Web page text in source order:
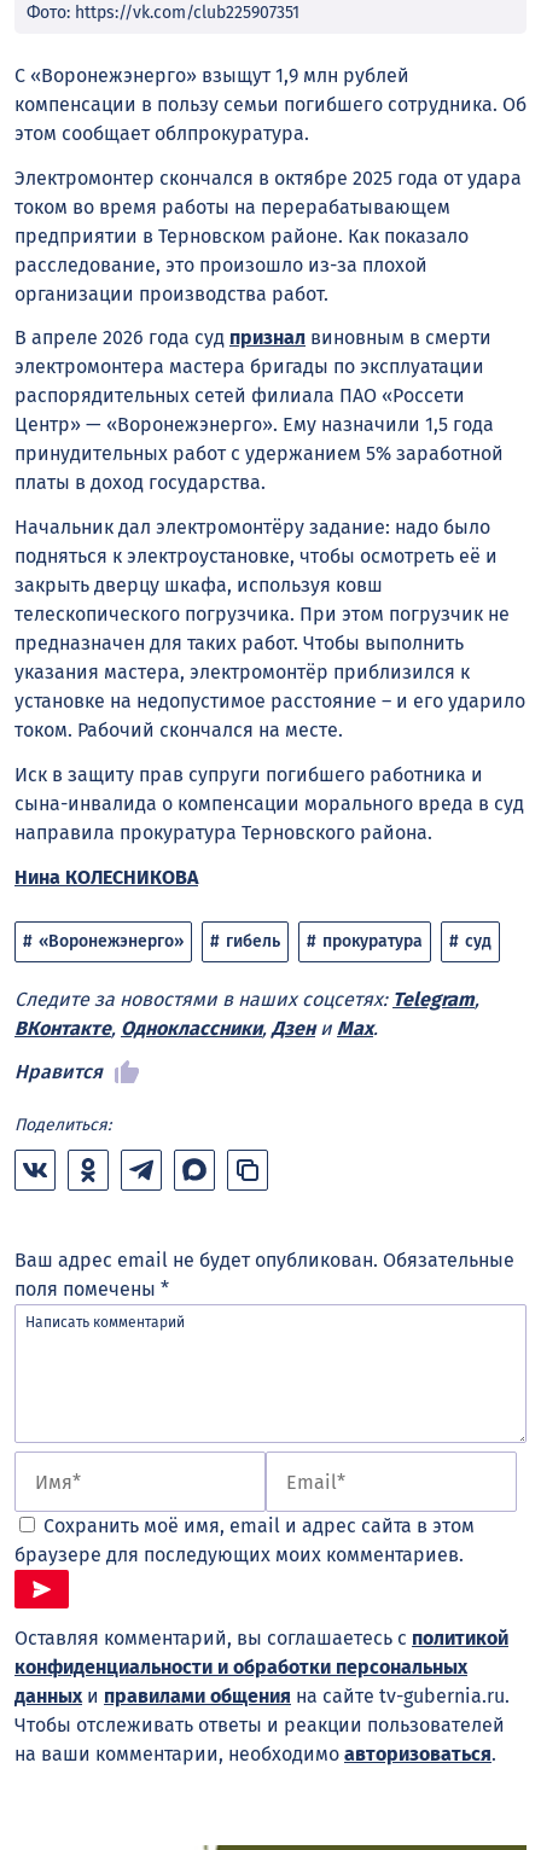
Фото: https://vk.com/club225907351
С «Воронежэнерго» взыщут 1,9 млн рублей
компенсации в пользу семьи погибшего сотрудника. Об
этом сообщает облпрокуратура.
Электромонтер скончался в октябре 2025 года от удара
током во время работы на перерабатывающем
предприятии в Терновском районе. Как показало
расследование, это произошло из-за плохой
организации производства работ.
В апреле 2026 года суд признал виновным в смерти
электромонтера мастера бригады по эксплуатации
распорядительных сетей филиала ПАО «Россети
Центр» — «Воронежэнерго». Ему назначили 1,5 года
принудительных работ с удержанием 5% заработной
платы в доход государства.
Начальник дал электромонтёру задание: надо было
подняться к электроустановке, чтобы осмотреть её и
закрыть дверцу шкафа, используя ковш
телескопического погрузчика. При этом погрузчик не
предназначен для таких работ. Чтобы выполнить
указания мастера, электромонтёр приблизился к
установке на недопустимое расстояние – и его ударило
током. Рабочий скончался на месте.
Иск в защиту прав супруги погибшего работника и
сына-инвалида о компенсации морального вреда в суд
направила прокуратура Терновского района.
Нина КОЛЕСНИКОВА
«Воронежэнерго» гибель прокуратура суд
Следите за новостями в наших соцсетях: Telegram,
ВКонтакте, Одноклассники, Дзени Max.
Нравится
Поделиться:
Ваш адрес email не будет опубликован. Обязательные
поля помечены *
Сохранить моё имя, email и адрес сайта в этом
браузере для последующих моих комментариев.
Оставляя комментарий, вы соглашаетесь с политикой
конфиденциальности и обработки персональных
данныхи правилами общения на сайте tv-gubernia.ru.
Чтобы отслеживать ответы и реакции пользователей
на ваши комментарии, необходимо авторизоваться.